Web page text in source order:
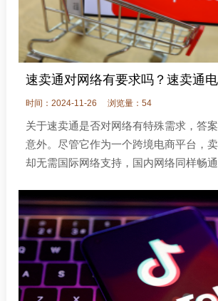
速卖通对网络有要求吗？速卖通
时间：2024-11-26 浏览量：54
关于速卖通是否对网络有特殊需求，答
意外。尽管它作为一个跨境电商平台，
却无需国际网络支持，国内网络同样畅
你运营的是速卖通本土